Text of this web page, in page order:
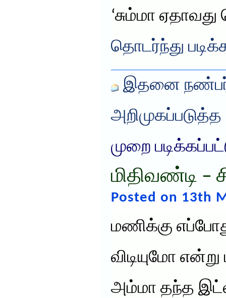
‘சும்மா
தொடர்ந்து
இதனை
அறிமுகப்படுத்த
முறை
மிதிவண்டி –
Posted on 13th
மணிக்கு
விடியுமோ
அம்மா தந்த